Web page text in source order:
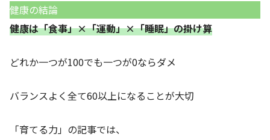
健康の結論
健康は「食事」×「運動」×「睡眠」の掛け算
どれか一つが100でも一つが0ならダメ
バランスよく全て60以上になることが大切
「育てる力」の記事では、